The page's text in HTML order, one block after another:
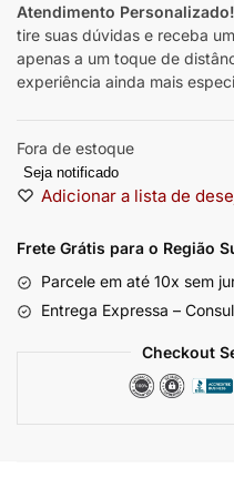
Atendimento Personalizado!
tire suas dúvidas e receba
apenas a um toque de
experiência ainda mais
Fora de estoque
Seja notificado
Adicionar a lista de
Frete Grátis para o Região
Parcele em até 10x sem
Entrega Expressa –
Checkout